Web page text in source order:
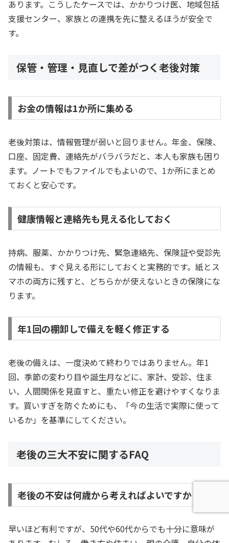
あります。こうしたケースでは、かかりつけ医、地域包括
支援センター、家族との連携を先に整えるほうが安全で
す。
保管・管理・見直しで差がつく老後対策
お金の情報は1か所に集める
老後対策は、情報管理が弱いと回りません。年金、保険、
口座、固定費、連絡先がバラバラだと、本人も家族も困り
ます。ノートでもファイルでもよいので、1か所にまとめ
ておくと安心です。
健康情報と連絡先も見える化しておく
持病、服薬、かかりつけ先、緊急連絡先、保険証や受診先
の情報も、すぐ見える形にしておくと実務的です。紙とス
マホの両方に残すと、どちらかが使えないときの保険にな
ります。
年1回の棚卸しで備えを軽く修正する
老後の備えは、一度決めて終わりではありません。年1
回、季節の変わり目や誕生月などに、家計、受診、住ま
い、人間関係を見直すと、重たい修正を避けやすくなりま
す。買いすぎを防ぐためにも、「今の生活で実際に使って
いるか」を基準にしてください。
老後の三大不安に関するFAQ
老後の不安は何歳から考えればよいですか
早いほど有利ですが、50代や60代からでも十分に意味が